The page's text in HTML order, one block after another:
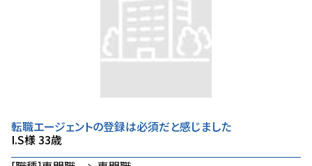
転職エージェントの登録は必須だと感じました
I.S様 33歳